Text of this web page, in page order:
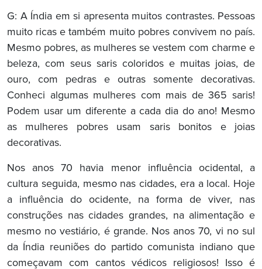
G: A Índia em si apresenta muitos contrastes. Pessoas
muito ricas e também muito pobres convivem no país.
Mesmo pobres, as mulheres se vestem com charme e
beleza, com seus saris coloridos e muitas joias, de
ouro, com pedras e outras somente decorativas.
Conheci algumas mulheres com mais de 365 saris!
Podem usar um diferente a cada dia do ano! Mesmo
as mulheres pobres usam saris bonitos e joias
decorativas.
Nos anos 70 havia menor influência ocidental, a
cultura seguida, mesmo nas cidades, era a local. Hoje
a influência do ocidente, na forma de viver, nas
construções nas cidades grandes, na alimentação e
mesmo no vestiário, é grande. Nos anos 70, vi no sul
da Índia reuniões do partido comunista indiano que
começavam com cantos védicos religiosos! Isso é